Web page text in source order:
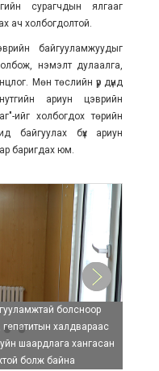
сурагчдын ялгааг
ач холбогдолтой.
байгууламжуудыг
холбож, нэмэлт дулаалга,
Мөн төслийн үр дүнд
ариун цэврийн
ийг холбогдох төрийн
байгуулах бүх ариун
баригдах юм.
болсноор
халдвараас
шаардлага хангасан
болж байна